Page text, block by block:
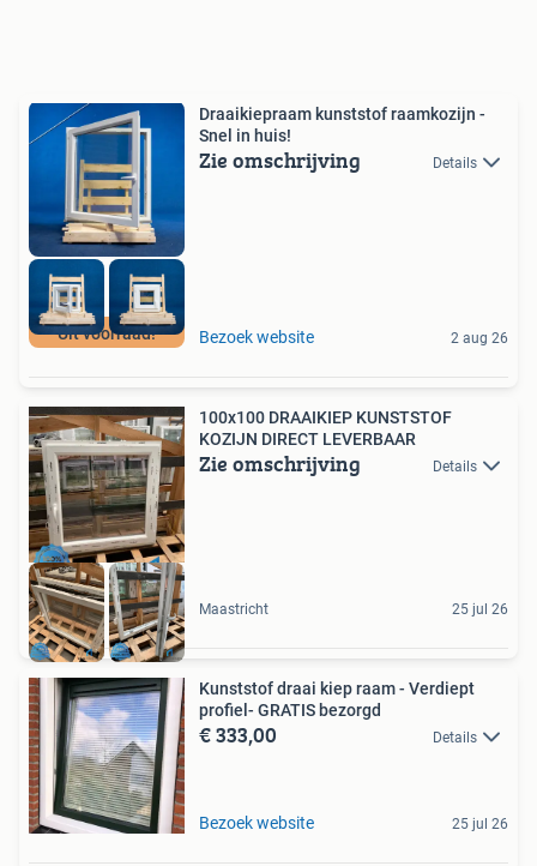
Uit voorraad!
Draaikiepraam kunststof raamkozijn -
Snel in huis!
Zie omschrijving Details
Bezoek website 2 aug 26
100x100 DRAAIKIEP KUNSTSTOF
KOZIJN DIRECT LEVERBAAR
Zie omschrijving Details
Maastricht 25 jul 26
Kunststof draai kiep raam - Verdiept
profiel- GRATIS bezorgd
€ 333,00 Details
Bezoek website 25 jul 26